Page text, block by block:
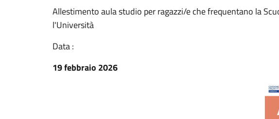
Allestimento aula studio per ragazzi/e che frequentano la
l'Università
Data :
19 febbraio 2026